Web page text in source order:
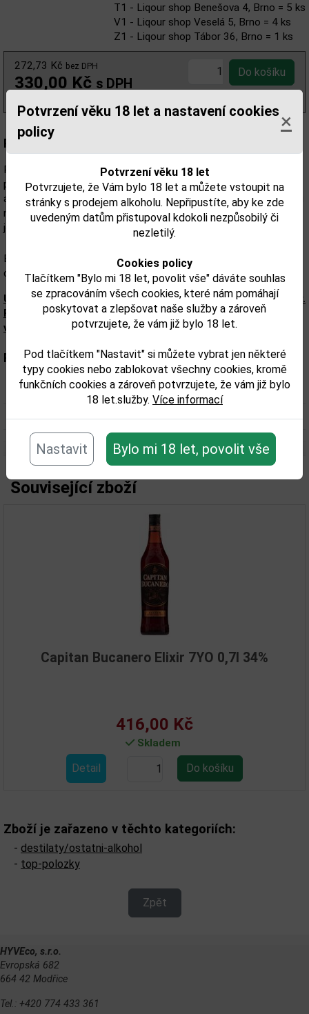
Potvrzení věku 18 let a nastavení cookies
policy
×
Potvrzení věku 18 let
Potvrzujete, že Vám bylo 18 let a můžete vstoupit na
stránky s prodejem alkoholu. Nepřipustíte, aby ke zde
uvedeným datům přistupoval kdokoli nezpůsobilý či
nezletilý.
Cookies policy
Tlačítkem "Bylo mi 18 let, povolit vše" dáváte souhlas
se zpracováním všech cookies, které nám pomáhají
poskytovat a zlepšovat naše služby a zároveň
potvrzujete, že vám již bylo 18 let.
Pod tlačítkem "Nastavit" si můžete vybrat jen některé
typy cookies nebo zablokovat všechny cookies, kromě
funkčních cookies a zároveň potvrzujete, že vám již bylo
18 let.služby. Více informací
Nastavit Bylo mi 18 let, povolit vše
T1 - Liqour shop Benešova 4, Brno = 5 ks
V1 - Liqour shop Veselá 5, Brno = 4 ks
Z1 - Liqour shop Tábor 36, Brno = 1 ks
272,73 Kč bez DPH
330,00 Kč s DPH
Popis:
Rum z Dominikánské republiky vyrobený starými tradičními
postupy. Rum s kouzlem Karibiku, pikantní chuti a příjemného
aroma. Bílé rumy jsou stáčeny do lahví bezprostředně po destilaci
na rozdíl od zabarvených rumů s označením „anejo“, které vždy
ještě nějaký čas odpočívají v dubových sudech.
Bílý rum se skvěle hodí do míchaných nápojů, neovlivní výslednou
chuť tolik, jako stařené rumy.
Upozorňujeme, že tento produkt může obsahovat alergeny.
Přesné složení a alergeny jsou k dispozici na obalu
výrobku. Zkontrolujte prosím před konzumací.
Parametry:
Obsah alkoholu obj. %: 38
Objem obalu (L): 0,7
Související zboží
Capitan Bucanero Elixir 7YO 0,7l 34%
416,00 Kč
Skladem
Detail
Zboží je zařazeno v těchto kategoriích:
- destilaty/ostatni-alkohol
- top-polozky
Zpět
HYVEco, s.r.o.
Evropská 682
664 42 Modřice
Tel.: +420 774 433 361